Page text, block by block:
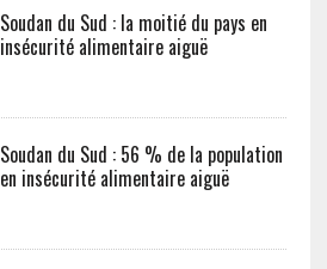
Soudan du Sud : la moitié du pays en
insécurité alimentaire aiguë
Soudan du Sud : 56 % de la population
en insécurité alimentaire aiguë